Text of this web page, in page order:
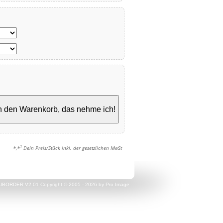
den Warenkorb, das nehme ich!
*,*1 Dein Preis/Stück inkl. der gesetzlichen MwSt
V2.01 Copyright © 2005 - 2026 by Pro Image